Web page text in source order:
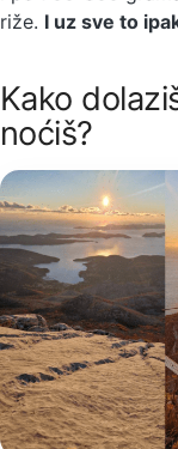
riže. I uz sve to
Kako
noćiš?